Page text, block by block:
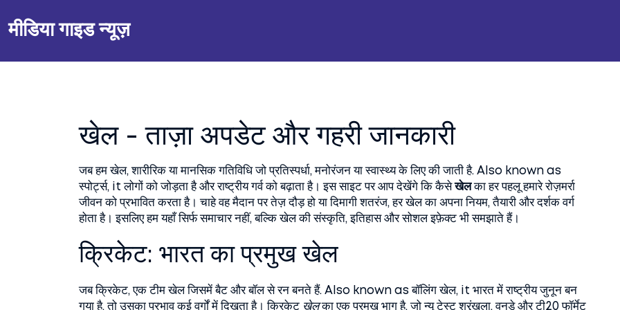
मीडिया गाइड न्यूज़
खेल - ताज़ा अपडेट और गहरी जानकारी
जब हमखेल,शारीरिक या मानसिक गतिविधि जो प्रतिस्पर्धा, मनोरंजन या स्वास्थ्य के लिए की जाती है. Also known as
स्पोर्ट्स, it लोगों को जोड़ता है और राष्ट्रीय गर्व को बढ़ाता है। इस साइट पर आप देखेंगे कि कैसेखेलका हर पहलू हमारे रोज़मर्रा
जीवन को प्रभावित करता है। चाहे वह मैदान पर तेज़ दौड़ हो या दिमागी शतरंज, हर खेल का अपना नियम, तैयारी और दर्शक वर्ग
होता है। इसलिए हम यहाँ सिर्फ समाचार नहीं, बल्कि खेल की संस्कृति, इतिहास और सोशल इफ़ेक्ट भी समझाते हैं।
क्रिकेट: भारत का प्रमुख खेल
जबक्रिकेट,एक टीम खेल जिसमें बैट और बॉल से रन बनते हैं. Also known asबॉलिंग खेल, it भारत में राष्ट्रीय जुनून बन
गया है, तो उसका प्रभाव कई वर्गों में दिखता है। क्रिकेट खेलका एक प्रमुख भाग है, जो न्यू टेस्ट श्रृंखला, वनडे और टी20 फॉर्मेट